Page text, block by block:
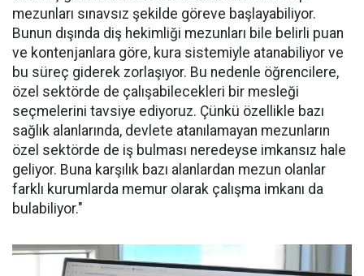
mezunları sınavsız şekilde göreve başlayabiliyor.
Bunun dışında diş hekimliği mezunları bile belirli puan
ve kontenjanlara göre, kura sistemiyle atanabiliyor ve
bu süreç giderek zorlaşıyor. Bu nedenle öğrencilere,
özel sektörde de çalışabilecekleri bir mesleği
seçmelerini tavsiye ediyoruz. Çünkü özellikle bazı
sağlık alanlarında, devlete atanılamayan mezunların
özel sektörde de iş bulması neredeyse imkansız hale
geliyor. Buna karşılık bazı alanlardan mezun olanlar
farklı kurumlarda memur olarak çalışma imkanı da
bulabiliyor."